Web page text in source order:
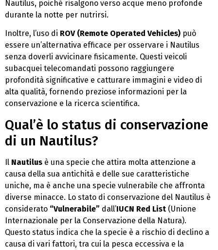
Nautilus, poiché risalgono verso acque meno profonde
durante la notte per nutrirsi.
Inoltre, l’uso di ROV (Remote Operated Vehicles) può
essere un’alternativa efficace per osservare i Nautilus
senza doverli avvicinare fisicamente. Questi veicoli
subacquei telecomandati possono raggiungere
profondità significative e catturare immagini e video di
alta qualità, fornendo preziose informazioni per la
conservazione e la ricerca scientifica.
Qual’è lo status di conservazione
di un Nautilus?
Il Nautilus è una specie che attira molta attenzione a
causa della sua antichità e delle sue caratteristiche
uniche, ma è anche una specie vulnerabile che affronta
diverse minacce. Lo stato di conservazione del Nautilus è
considerato “Vulnerabile” dall’IUCN Red List (Unione
Internazionale per la Conservazione della Natura).
Questo status indica che la specie è a rischio di declino a
causa di vari fattori, tra cui la pesca eccessiva e la